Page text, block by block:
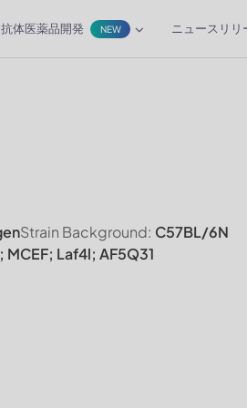
抗体医薬品開発 NEW ニュースリリ
Strain Background: C57BL/6N
MCEF; Laf4l; AF5Q31